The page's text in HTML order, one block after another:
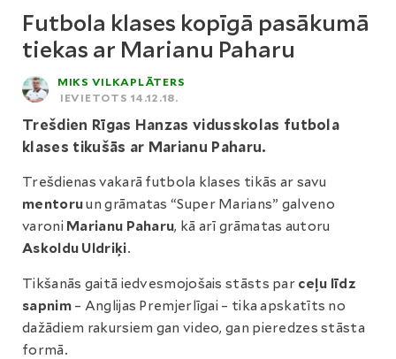
Futbola klases kopīgā pasākumā
tiekas ar Marianu Paharu
MIKS VILKAPLĀTERS
IEVIETOTS 14.12.18.
Trešdien Rīgas Hanzas vidusskolas futbola
klases tikušās ar Marianu Paharu.
Trešdienas vakarā futbola klases tikās ar savu
mentoruun grāmatas “Super Marians” galveno
varoni Marianu Paharu, kā arī grāmatas autoru
Askoldu Uldriķi.
Tikšanās gaitā iedvesmojošais stāsts par ceļu līdz
sapnim– Anglijas Premjerlīgai – tika apskatīts no
dažādiem rakursiem gan video, gan pieredzes stāsta
formā.